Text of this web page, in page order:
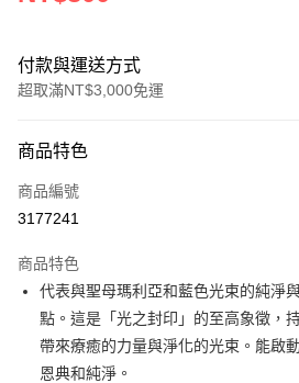
付款與運送方式
超取滿NT$3,000免運
信用卡一次付款
超商取貨付款
Apple Pay
街口支付
悠遊付
商品特色
商品編號
3177241
商品特色
代表與聖母瑪利亞和藍色光束的純淨
點。這是「光之封印」的至高象徵，
帶來療癒的力量與淨化的光束。能啟
恩典和純淨。